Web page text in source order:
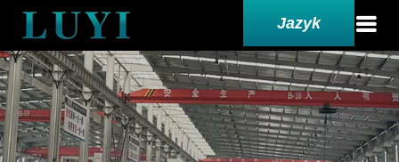
Jazyk